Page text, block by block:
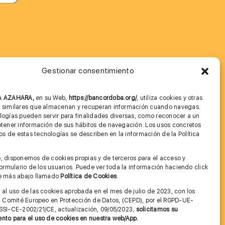
Gestionar consentimiento
AZAHARA, en su Web, https://bancordoba.org/, utiliza cookies y otras
que almacenan y recuperan información cuando navegas.
pueden servir para finalidades diversas, como reconocer a un
información de sus hábitos de navegación. Los usos concretos
de estas tecnologías se describen en la información de la Política
disponemos de cookies propias y de terceros para el acceso y
de los usuarios. Puede ver toda la información haciendo click
más abajo llamado Política de Cookies.
al uso de las cookies aprobada en el mes de julio de 2023, con los
Europeo en Protección de Datos, (CEPD), por el RGPD-UE-
CE-2002/21/CE, actualización, 09/05/2023, solicitamos su
para el uso de cookies en nuestra web/App.
Imagen corporativa
Cita previa FAGA
Condiciones de Uso Web